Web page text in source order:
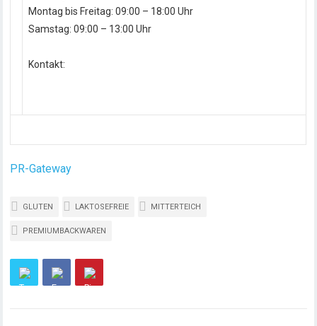
Montag bis Freitag: 09:00 – 18:00 Uhr
Samstag: 09:00 – 13:00 Uhr
Kontakt:
PR-Gateway
GLUTEN LAKTOSEFREIE MITTERTEICH
PREMIUMBACKWAREN